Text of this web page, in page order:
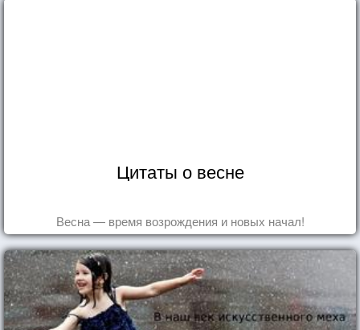
Цитаты о весне
Весна — время возрождения и новых начал!